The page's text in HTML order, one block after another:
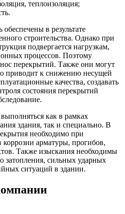
теплоизоляция;
в результате
строительства. Однако при
подвергается нагрузкам,
процессов. Поэтому
перекрытий. Также они могут
приводит к снижению несущей
качества, создавать
состояния перекрытий
как в рамках
здания, так и специально. В
необходимо при
арматуры, прогибов,
Также изыскания необходимы
затопления, сильных ударных
ситуаций в здании.